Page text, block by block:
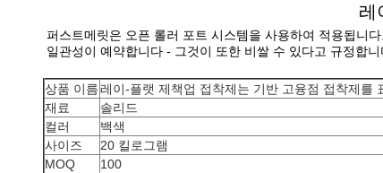
레
퍼스트메릿은 오픈 롤러 포트 시스템을 사용하여 적용됩니
일관성이 예약합니다 - 그것이 또한 비쌀 수 있다고 규정합니
상품 이름레이-플랫 제책업 접착제는 기반 고융점 접착제를
재료
솔리드
컬러
백색
사이즈
20 킬로그램
MOQ
100